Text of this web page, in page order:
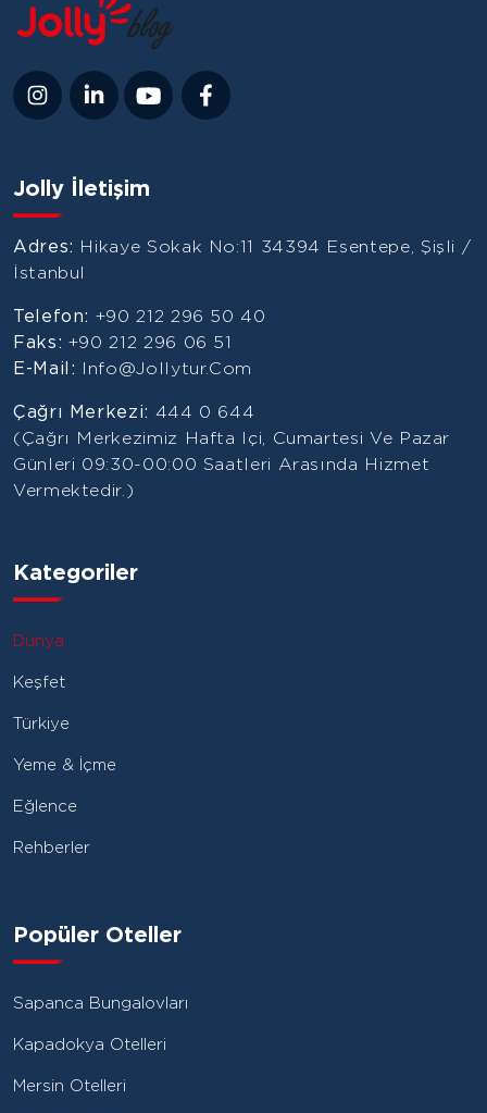
Jolly İletişim
Adres: Hikaye Sokak No:11 34394 Esentepe, Şişli /
İstanbul
Telefon: +90 212 296 50 40
Faks: +90 212 296 06 51
E-Mail: Info@jollytur.com
Çağrı Merkezi: 444 0 644
(Çağrı Merkezimiz Hafta Içi, Cumartesi Ve Pazar
Günleri 09:30-00:00 Saatleri Arasında Hizmet
Vermektedir.)
Kategoriler
Dünya
Keşfet
Türkiye
Yeme & İçme
Eğlence
Rehberler
Popüler Oteller
Sapanca Bungalovları
Kapadokya Otelleri
Mersin Otelleri